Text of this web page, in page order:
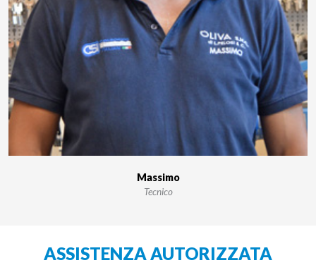
Massimo
Tecnico
ASSISTENZA AUTORIZZATA